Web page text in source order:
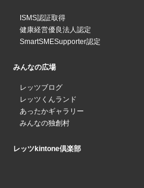
ISMS認証取得
健康経営優良法人認定
SmartSMESupporter認定
みんなの広場
レッツブログ
レッツくんランド
あったかギャラリー
みんなの独創村
レッツkintone倶楽部